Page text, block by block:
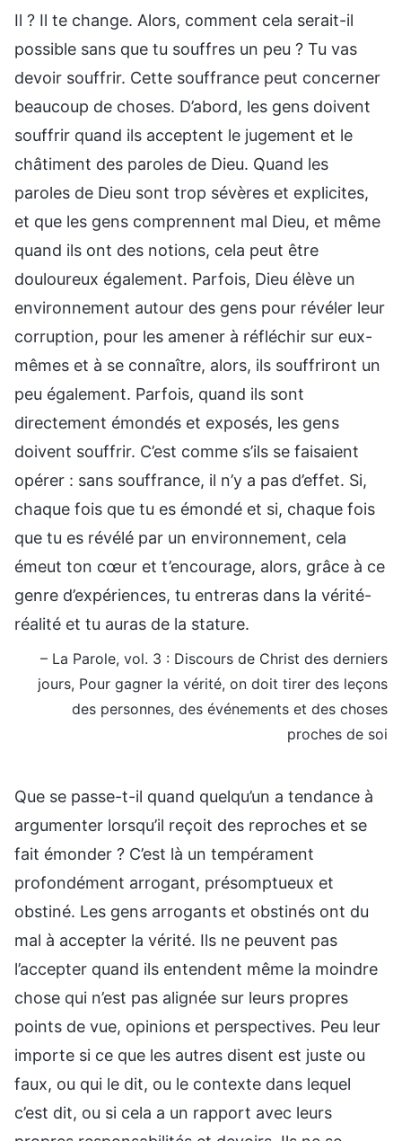
Il ? Il te change. Alors, comment cela serait-il
possible sans que tu souffres un peu ? Tu vas
devoir souffrir. Cette souffrance peut concerner
beaucoup de choses. D’abord, les gens doivent
souffrir quand ils acceptent le jugement et le
châtiment des paroles de Dieu. Quand les
paroles de Dieu sont trop sévères et explicites,
et que les gens comprennent mal Dieu, et même
quand ils ont des notions, cela peut être
douloureux également. Parfois, Dieu élève un
environnement autour des gens pour révéler leur
corruption, pour les amener à réfléchir sur eux-
mêmes et à se connaître, alors, ils souffriront un
peu également. Parfois, quand ils sont
directement émondés et exposés, les gens
doivent souffrir. C’est comme s’ils se faisaient
opérer : sans souffrance, il n’y a pas d’effet. Si,
chaque fois que tu es émondé et si, chaque fois
que tu es révélé par un environnement, cela
émeut ton cœur et t’encourage, alors, grâce à ce
genre d’expériences, tu entreras dans la vérité-
réalité et tu auras de la stature.
– La Parole, vol. 3 : Discours de Christ des derniers
jours, Pour gagner la vérité, on doit tirer des leçons
des personnes, des événements et des choses
proches de soi
Que se passe-t-il quand quelqu’un a tendance à
argumenter lorsqu’il reçoit des reproches et se
fait émonder ? C’est là un tempérament
profondément arrogant, présomptueux et
obstiné. Les gens arrogants et obstinés ont du
mal à accepter la vérité. Ils ne peuvent pas
l’accepter quand ils entendent même la moindre
chose qui n’est pas alignée sur leurs propres
points de vue, opinions et perspectives. Peu leur
importe si ce que les autres disent est juste ou
faux, ou qui le dit, ou le contexte dans lequel
c’est dit, ou si cela a un rapport avec leurs